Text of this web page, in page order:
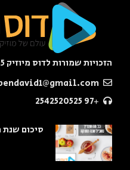
הזכויות שמורות לדוס מיוזיק 2005
+97 2542520525
סיכום